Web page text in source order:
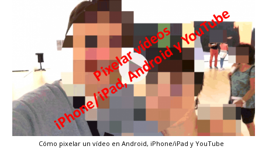
Cómo pixelar un vídeo en Android, iPhone/iPad y YouTube